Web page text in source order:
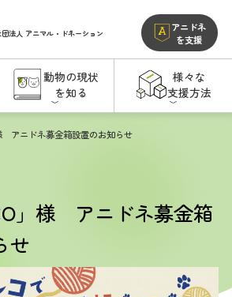
法人 アニマル・ドネーション
アニドネ
を支援
動物の現状
を知る
様々な
支援方法
アニドネ募金箱設置のお知らせ
」様 アニドネ募金箱
せ